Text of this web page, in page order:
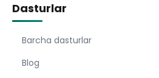
Dasturlar
Barcha dasturlar
Blog